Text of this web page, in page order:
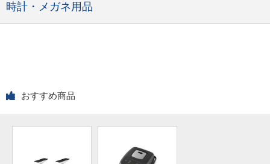
時計・メガネ用品
おすすめ商品